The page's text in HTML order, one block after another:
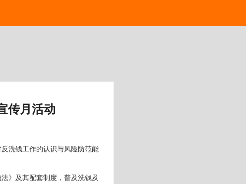
传月活动
洗钱工作的认识与风险防范能
》及其配套制度，普及洗钱及